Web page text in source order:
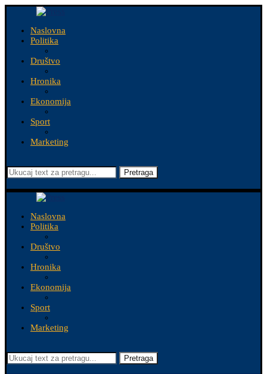
Naslovna
Politika
Društvo
Hronika
Ekonomija
Sport
Marketing
Pretraga
Naslovna
Politika
Društvo
Hronika
Ekonomija
Sport
Marketing
Pretraga